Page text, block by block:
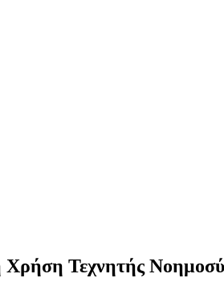
Τεχνητής